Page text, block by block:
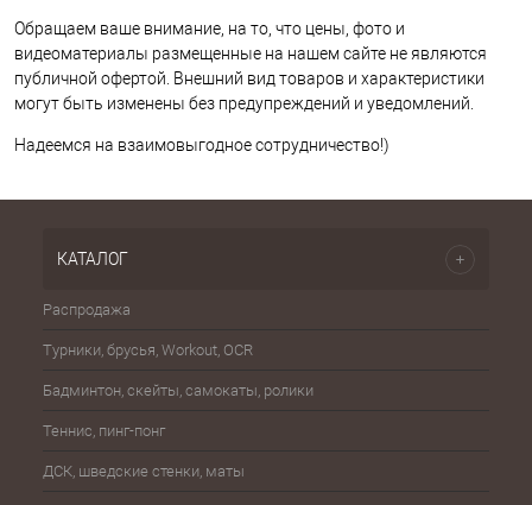
Обращаем ваше внимание, на то, что цены, фото и
видеоматериалы размещенные на нашем сайте не являются
публичной офертой. Внешний вид товаров и характеристики
могут быть изменены без предупреждений и уведомлений.
Надеемся на взаимовыгодное сотрудничество!)
КАТАЛОГ
Распродажа
Турники, брусья, Workout, OCR
Бадминтон, скейты, самокаты, ролики
Теннис, пинг-понг
ДСК, шведские стенки, маты